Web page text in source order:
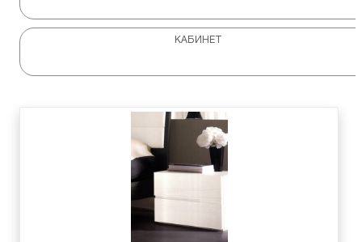
КАБИНЕТ